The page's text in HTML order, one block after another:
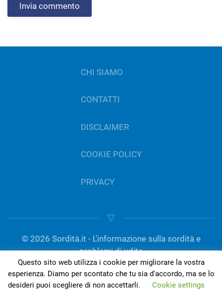
Invia commento
CHI SIAMO
CONTATTI
DISCLAIMER
COOKIE POLICY
PRIVACY
© 2026 Sordità.it - L'informazione sulla sordità e
problemi di udito
gestito da Del Bo Tecnologia per l’ascolto | P.IVA
01189420050
Questo sito web utilizza i cookie per migliorare la vostra
esperienza. Diamo per scontato che tu sia d'accordo, ma se lo
desideri puoi scegliere di non accettarli.
Cookie settings